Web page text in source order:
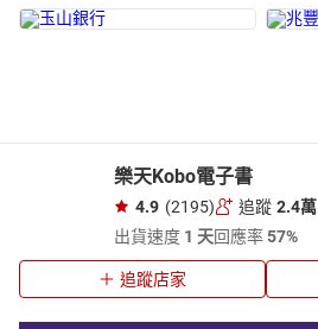
樂天Kobo電子書
4.9 (2195) 追蹤 2.4萬
出貨速度 1 天回應率57%
追蹤店家